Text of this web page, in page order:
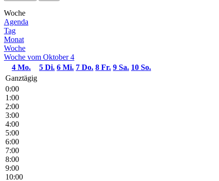
Woche
Agenda
Tag
Monat
Woche
Woche vom Oktober 4
4 Mo. 5 Di. 6 Mi. 7 Do. 8 Fr. 9 Sa. 10 So.
Ganztägig
0:00
1:00
2:00
3:00
4:00
5:00
6:00
7:00
8:00
9:00
10:00